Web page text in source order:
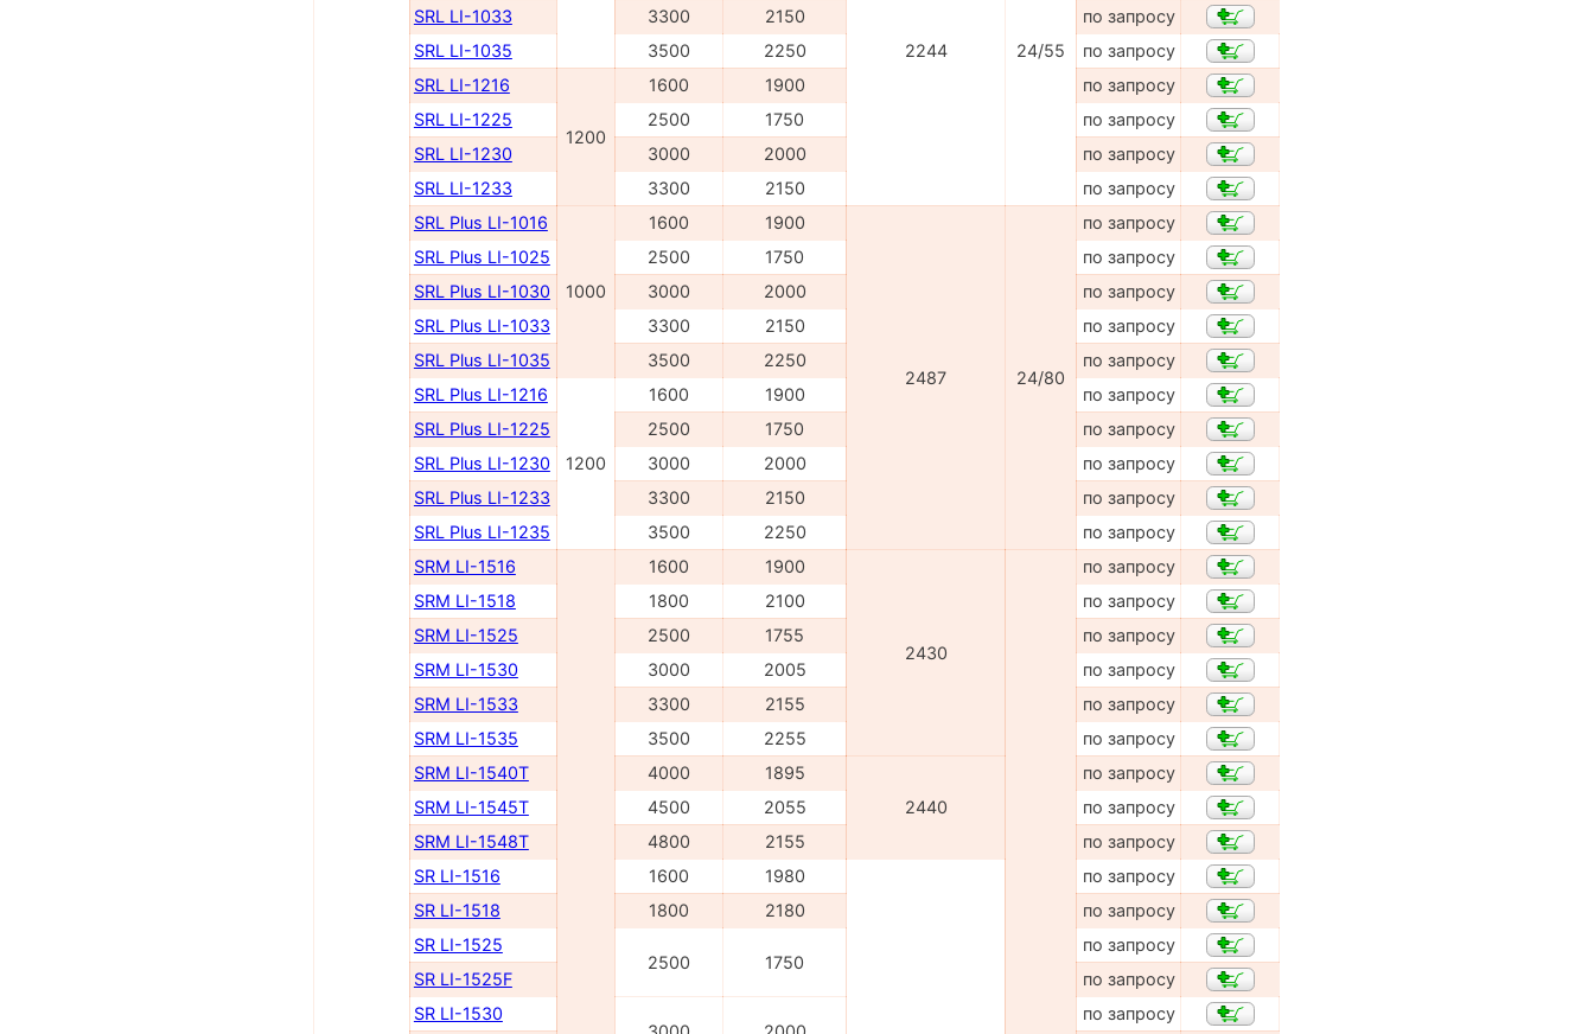
2244 24/55
SRL LI-1033
3300 2150
по запросу
SRL LI-1035
3500 2250
по запросу
SRL LI-1216
1200
1600 1900
по запросу
SRL LI-1225
2500 1750
по запросу
SRL LI-1230
3000 2000
по запросу
SRL LI-1233
3300 2150
по запросу
SRL Plus LI-1016
1000
1600 1900
2487 24/80
по запросу
SRL Plus LI-1025
2500 1750
по запросу
SRL Plus LI-1030
3000 2000
по запросу
SRL Plus LI-1033
3300 2150
по запросу
SRL Plus LI-1035
3500 2250
по запросу
SRL Plus LI-1216
1200
1600 1900
по запросу
SRL Plus LI-1225
2500 1750
по запросу
SRL Plus LI-1230
3000 2000
по запросу
SRL Plus LI-1233
3300 2150
по запросу
SRL Plus LI-1235
3500 2250
по запросу
SRM LI-1516
1600 1900
2430
по запросу
SRM LI-1518
1800 2100
по запросу
SRM LI-1525
2500 1755
по запросу
SRM LI-1530
3000 2005
по запросу
SRM LI-1533
3300 2155
по запросу
SRM LI-1535
3500 2255
по запросу
SRM LI-1540Т
4000
1895
2440
по запросу
SRM LI-1545Т
4500 2055
по запросу
SRM LI-1548Т
4800 2155
по запросу
SR LI-1516
1600 1980
по запросу
SR LI-1518
1800 2180
по запросу
SR LI-1525
2500
1750
по запросу
SR LI-1525F
по запросу
SR LI-1530
по запросу